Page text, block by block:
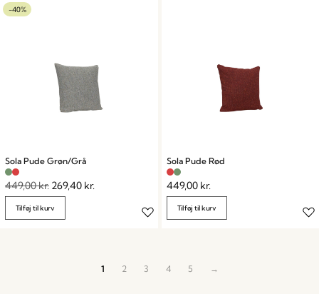
-40%
Sola Pude Grøn/Grå
449,00kr. 269,40 kr.
Tilføj til kurv
Sola Pude Rød
449,00 kr.
Tilføj til kurv
1 2 3 4 5 →